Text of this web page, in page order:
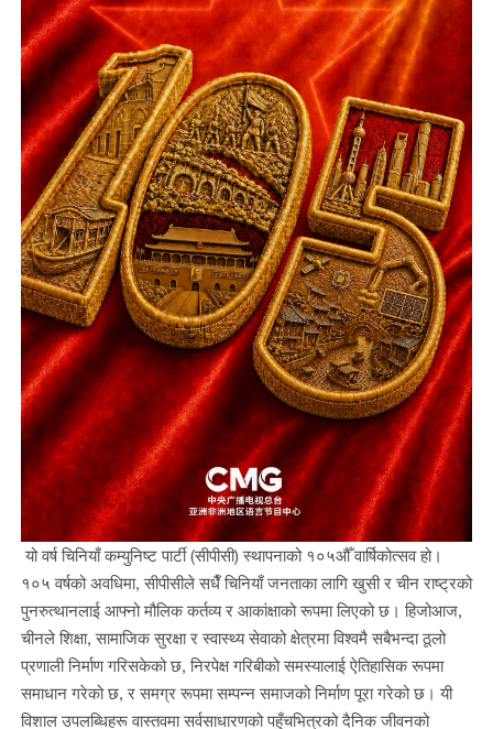
यो वर्ष चिनियाँ कम्युनिष्ट पार्टी (सीपीसी) स्थापनाको १०५औँ वार्षिकोत्सव हो।
१०५ वर्षको अवधिमा, सीपीसीले सधैँ चिनियाँ जनताका लागि खुसी र चीन राष्ट्रको
पुनरुत्थानलाई आफ्नो मौलिक कर्तव्य र आकांक्षाको रूपमा लिएको छ। हिजोआज,
चीनले शिक्षा, सामाजिक सुरक्षा र स्वास्थ्य सेवाको क्षेत्रमा विश्वमै सबैभन्दा ठूलो
प्रणाली निर्माण गरिसकेको छ, निरपेक्ष गरिबीको समस्यालाई ऐतिहासिक रूपमा
समाधान गरेको छ, र समग्र रूपमा सम्पन्न समाजको निर्माण पूरा गरेको छ। यी
विशाल उपलब्धिहरू वास्तवमा सर्वसाधारणको पहुँचभित्रको दैनिक जीवनको